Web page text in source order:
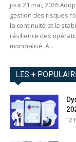
jour 21 mai, 2026
gestion des risques
la continuité et la
résilience des
mondialisé. À...
LES +
12